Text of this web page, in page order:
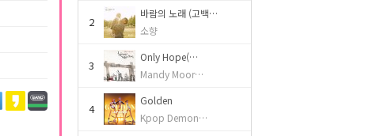
2
바람의 노래 (고백…
소향
3
Only Hope(…
Mandy Moor…
4
Golden
Kpop Demon…